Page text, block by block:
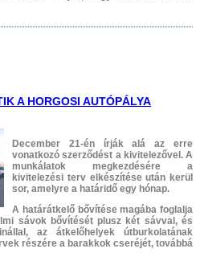
A HORGOSI AUTÓPÁLYA
December 21-én írják alá az erre
vonatkozó szerződést a kivitelezővel. A
munkálatok megkezdésére a
kivitelezési terv elkészítése után kerül
sor, amelyre a határidő egy hónap.
A határátkelő bővítése magába foglalja
sávok bővítését plusz két sávval, és
az átkelőhelyek útburkolatának
részére a barakkok cseréjét, továbbá